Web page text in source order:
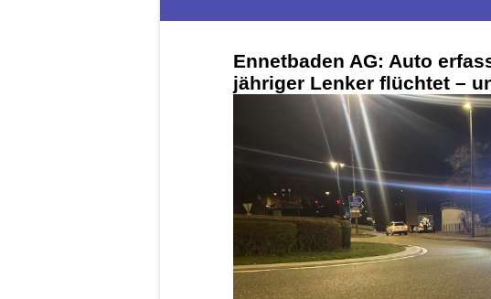
Ennetbaden AG: Auto
jähriger Lenker flüchtet –